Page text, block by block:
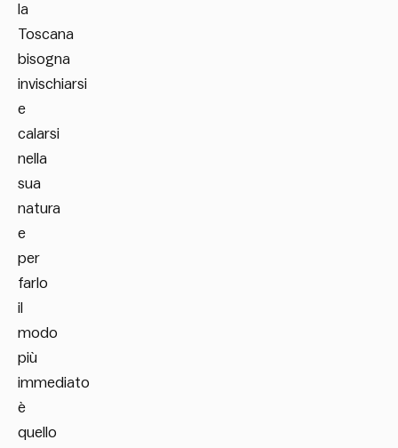
la
Toscana
bisogna
invischiarsi
e
calarsi
nella
sua
natura
e
per
farlo
il
modo
più
immediato
è
quello